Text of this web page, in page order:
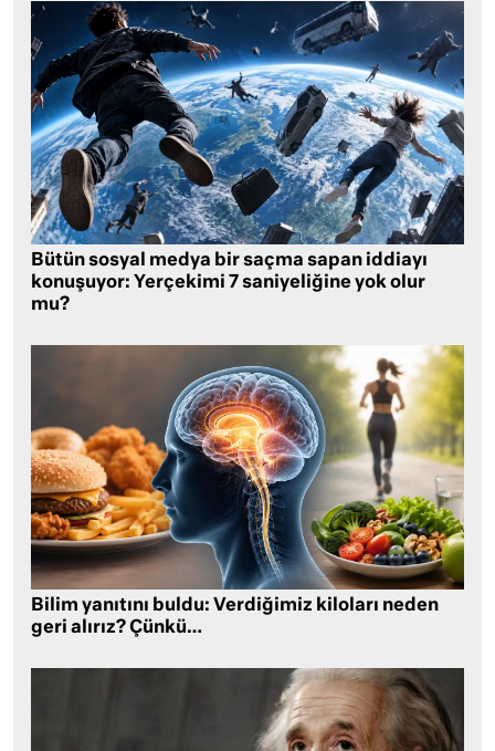
Bütün sosyal medya bir saçma sapan iddiayı
konuşuyor: Yerçekimi 7 saniyeliğine yok olur
mu?
Bilim yanıtını buldu: Verdiğimiz kiloları neden
geri alırız? Çünkü…